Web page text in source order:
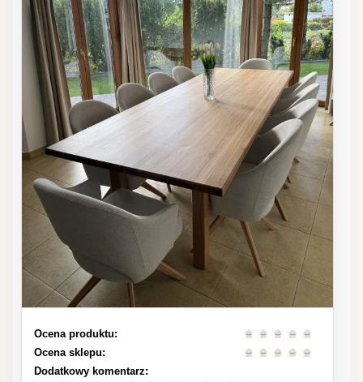
Ocena produktu:
Ocena sklepu:
Dodatkowy komentarz: